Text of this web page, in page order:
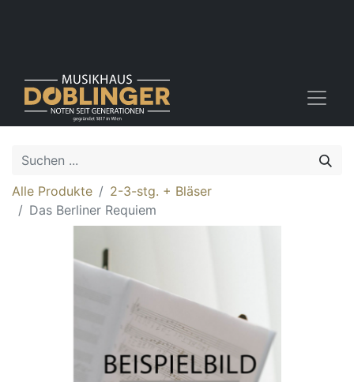
Alle Produkte
2-3-stg. + Bläser
Das Berliner Requiem